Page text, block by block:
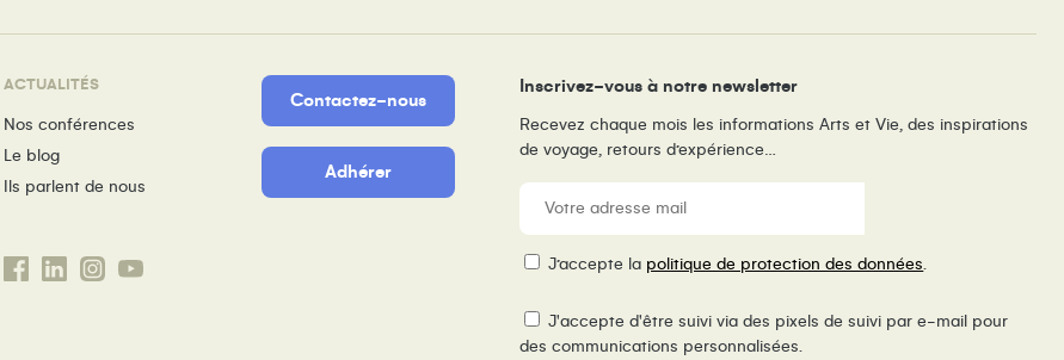
ACTUALITÉS
Nos conférences
Le blog
Ils parlent de nous
Contactez-nous
Adhérer
Inscrivez-vous à notre newsletter
Recevez chaque mois les informations Arts et Vie, des inspirations
de voyage, retours d’expérience…
E-
mail
RGPDJ’accepte la politique de protection des données.
Pixel
de
J'accepte d'être suivi via des pixels de suivi par e-mail pour
des communications personnalisées.